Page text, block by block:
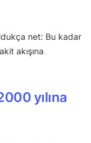
net: Bu kadar
akışına
yılına